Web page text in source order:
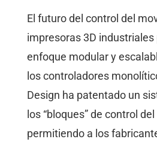
El futuro del control del
impresoras 3D industriales
enfoque modular y
los controladores
Design ha patentado un
los “bloques” de control
permitiendo a los